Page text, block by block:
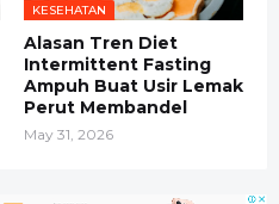
KESEHATAN
Alasan Tren Diet
Intermittent Fasting
Ampuh Buat Usir Lemak
Perut Membandel
May 31, 2026